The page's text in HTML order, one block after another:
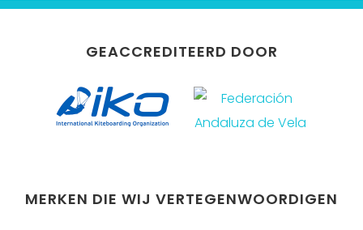
GEACCREDITEERD DOOR
MERKEN DIE WIJ VERTEGENWOORDIGEN